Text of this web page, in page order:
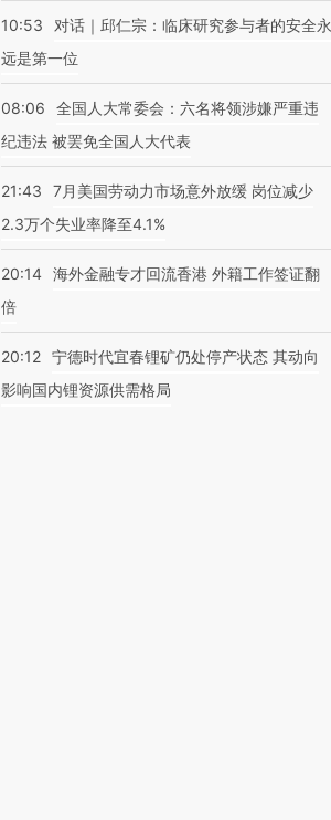
10:53
对话｜邱仁宗：临床研究参与者的安全永
远是第一位
08:06
全国人大常委会：六名将领涉嫌严重违
纪违法 被罢免全国人大代表
21:43
7月美国劳动力市场意外放缓 岗位减少
2.3万个失业率降至4.1%
20:14 海外金融专才回流香港 外籍工作签证翻
倍
20:12 宁德时代宜春锂矿仍处停产状态 其动向
影响国内锂资源供需格局